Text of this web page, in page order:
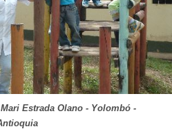
Estrada Olano - Yolombó -